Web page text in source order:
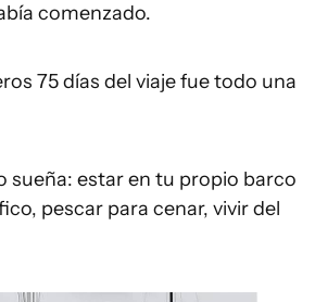
comenzado.
75 días del viaje fue todo una
sueña: estar en tu propio barco
pescar para cenar, vivir del